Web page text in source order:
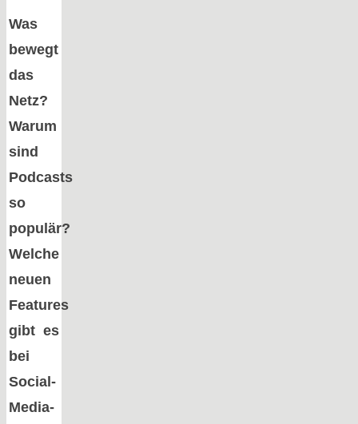
Was
bewegt
das
Netz?
Warum
sind
Podcasts
so
populär?
Welche
neuen
Features
gibt es
bei
Social-
Media-